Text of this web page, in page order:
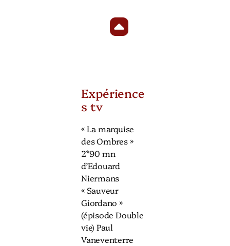
Expérience
s tv
« La marquise
des Ombres »
2*90 mn
d’Edouard
Niermans
« Sauveur
Giordano »
(épisode Double
vie) Paul
Vaneventerre